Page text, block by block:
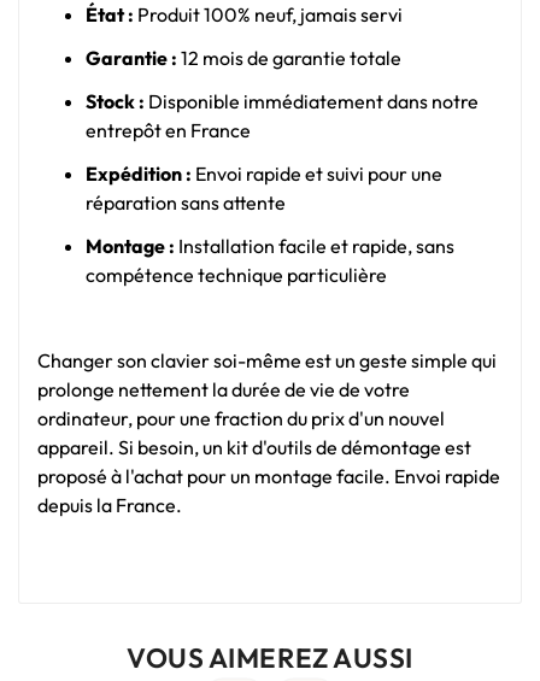
État : Produit 100% neuf, jamais servi
Garantie : 12 mois de garantie totale
Stock : Disponible immédiatement dans notre
entrepôt en France
Expédition : Envoi rapide et suivi pour une
réparation sans attente
Montage : Installation facile et rapide, sans
compétence technique particulière
Changer son clavier soi-même est un geste simple qui
prolonge nettement la durée de vie de votre
ordinateur, pour une fraction du prix d'un nouvel
appareil. Si besoin, un kit d'outils de démontage est
proposé à l'achat pour un montage facile. Envoi rapide
depuis la France.
VOUS AIMEREZ AUSSI